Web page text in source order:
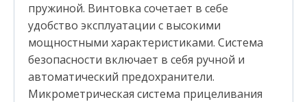
пружиной. Винтовка сочетает в себе
удобство эксплуатации с высокими
мощностными характеристиками. Система
безопасности включает в себя ручной и
автоматический предохранители.
Микрометрическая система прицеливания